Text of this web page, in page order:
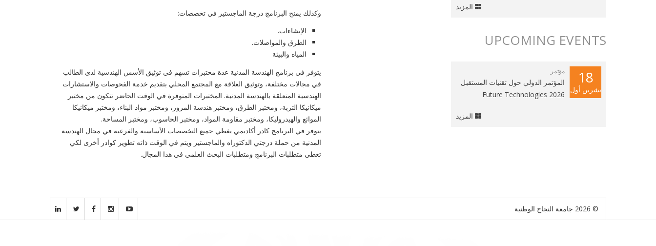
وكذلك يمنح البرنامج درجة الماجستير في تخصصات:
الإنشاءات.
الطرق والمواصلات.
المياه والبيئة
يتوفر في برنامج الهندسة المدنية عدة مختبرات تسهم في توثيق الأسس الهندسية لدى الطالب
في مجالات مختلفة، وتوثيق العلاقة مع المجتمع المحلي بتقديم خدمة الفحوصات والاستشارات
الهندسية المتعلقة بالهندسة المدنية. المختبرات المتوفرة في الوقت الحاضر تتكون من مختبر
ميكانيكا التربة، ومختبر الطرق، ومختبر هندسة المرور، ومختبر مواد البناء، ومختبر ميكانيكا
الموائع والهيدروليكا، ومختبر مقاومة المواد، ومختبر الحاسوب، ومختبر المساحة.
يتوفر في البرنامج كادر أكاديمي يغطي جميع التخصصات الأساسية والفرعية في مجال الهندسة
المدنية من حملة درجتي الدكتوراه والماجستير ويتم في الوقت ذاته تطوير كوادر أخرى لكي
تغطي متطلبات البرنامج ومتطلبات البحث العلمي في هذا المجال.
المزيد
UPCOMING EVENTS
18
تشرين أول
مؤتمر
المؤتمر الدولي حول تقنيات المستقبل
2026 Future Technologies
المزيد
© 2026 جامعة النجاح الوطنية